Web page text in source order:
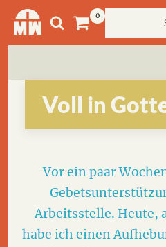
Voll in
Vor ein paar
Arbeitsstelle. Heute,
habe ich einen